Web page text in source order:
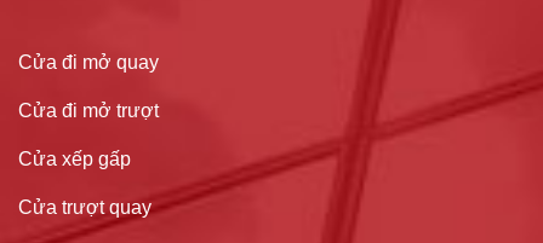
Cửa đi mở quay
Cửa đi mở trượt
Cửa xếp gấp
Cửa trượt quay